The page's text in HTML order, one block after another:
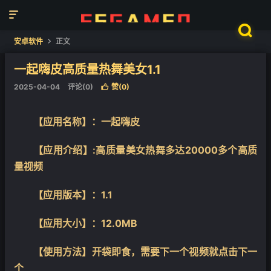


安卓软件  正文
一起嗨皮高质量热舞美女1.1
2025-04-04 评论(0)  赞(0)
【应用名称】：一起嗨皮
【应用介绍】:高质量美女热舞多达20000多个高质
量视频
【应用版本】：1.1
【应用大小】：12.0MB
【使用方法】开袋即食，需要下一个视频就点击下一
个